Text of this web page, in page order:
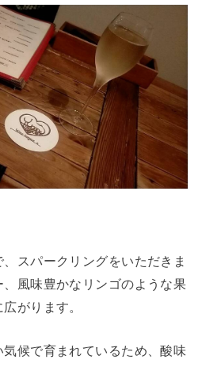
スパークリングをいただきま
、風味豊かなリンゴのような果
がります。
候で育まれているため、酸味